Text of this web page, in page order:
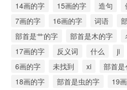
14画的字
15画的字 造句
7画的字
16画的字 词语
部首是艹的字
部首是木的字
17画的字
反义词 什么 ji
6画的字
未找到 xi 部首
18画的字
部首是虫的字 19